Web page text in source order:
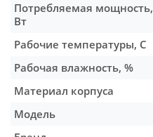
Потребляемая мощность,
Вт
Рабочие температуры, С
Рабочая влажность, %
Материал корпуса
Модель